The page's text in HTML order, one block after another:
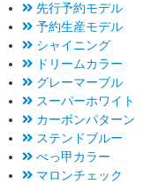
先行予約モデル
予約生産モデル
シャイニング
ドリームカラー
グレーマーブル
スーパーホワイト
カーボンパターン
ステンドブルー
べっ甲カラー
マロンチェック